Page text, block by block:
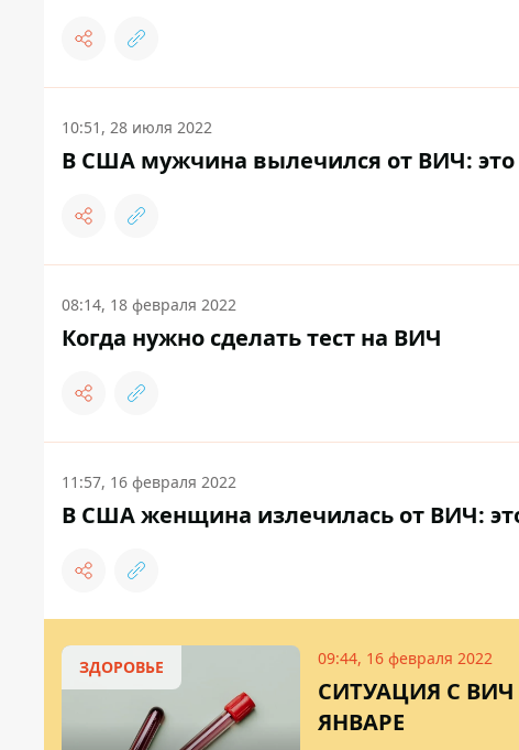
10:51, 28 июля 2022
В США мужчина вылечился от ВИЧ:
08:14, 18 февраля 2022
Когда нужно сделать тест на ВИЧ
11:57, 16 февраля 2022
В США женщина излечилась от ВИЧ:
ЗДОРОВЬЕ 09:44, 16 февраля 2022
СИТУАЦИЯ С
ЯНВАРЕ